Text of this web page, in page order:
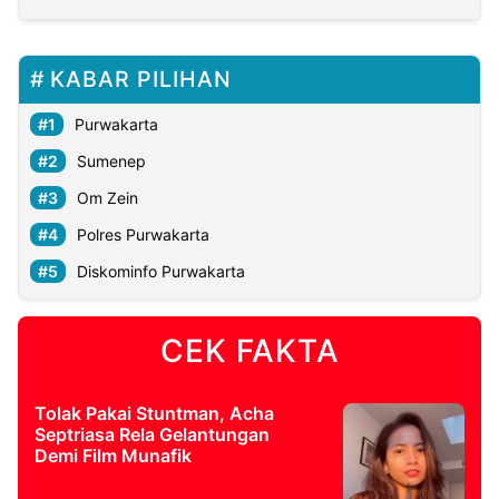
KABAR PILIHAN
Purwakarta
Sumenep
Om Zein
Polres Purwakarta
Diskominfo Purwakarta
CEK FAKTA
Tolak Pakai Stuntman, Acha
Septriasa Rela Gelantungan
Demi Film Munafik